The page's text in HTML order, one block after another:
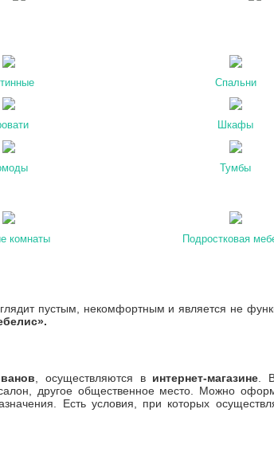
Спальни
Шкафы
Тумбы
комнаты Подростковая
пустым, некомфортным и является не
, осуществляются в интернет-магазине.
другое общественное место. Можно
Есть условия, при которых